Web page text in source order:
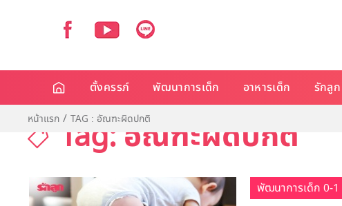
ตั้งครรภ์ พัฒนาการเด็ก อาหารเด็ก รักลู
หน้าแรก TAG : อัณฑะผิดปกติ
Tag: อัณฑะผิดปกติ
พัฒนาการเด็ก 0-1